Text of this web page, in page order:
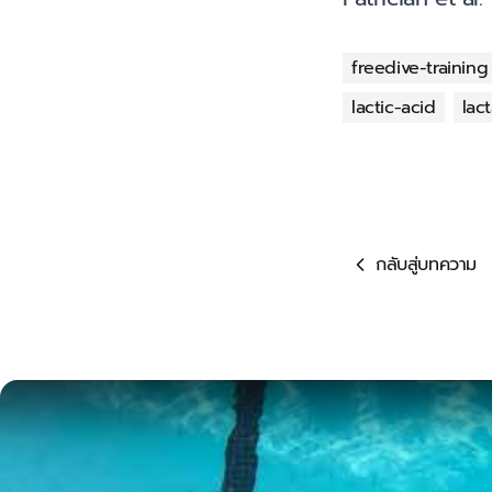
freedive-training
lactic-acid
กลับสู่บทความ
Play